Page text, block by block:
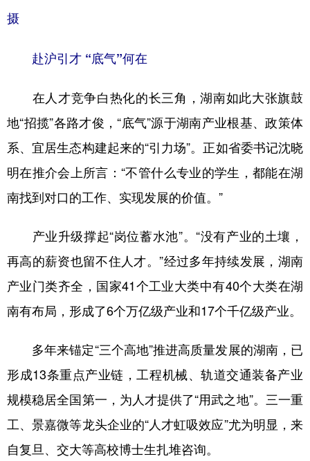
摄
赴沪引才 “底气”何在
在人才竞争白热化的长三角，湖南如此大张旗鼓
地“招揽”各路才俊，“底气”源于湖南产业根基、政策体
系、宜居生态构建起来的“引力场”。正如省委书记沈晓
明在推介会上所言：“不管什么专业的学生，都能在湖
南找到对口的工作、实现发展的价值。”
产业升级撑起“岗位蓄水池”。“没有产业的土壤，
再高的薪资也留不住人才。”经过多年持续发展，湖南
产业门类齐全，国家41个工业大类中有40个大类在湖
南有布局，形成了6个万亿级产业和17个千亿级产业。
多年来锚定“三个高地”推进高质量发展的湖南，已
形成13条重点产业链，工程机械、轨道交通装备产业
规模稳居全国第一，为人才提供了“用武之地”。三一重
工、景嘉微等龙头企业的“人才虹吸效应”尤为明显，来
自复旦、交大等高校博士生扎堆咨询。